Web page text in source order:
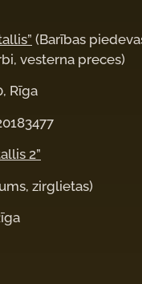
(Barības
vesterna preces)
Rīga
2”
zirglietas)